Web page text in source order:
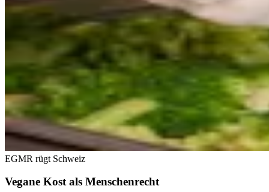
EGMR rügt Schweiz
Vegane Kost als Menschenrecht